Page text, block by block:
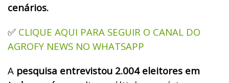
cenários.
✅ CLIQUE AQUI PARA SEGUIR O CANAL DO
AGROFY NEWS NO WHATSAPP
A pesquisa entrevistou 2.004 eleitores em